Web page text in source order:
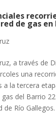
de gas en
a través de
una
a la tercera
del Barrio
de Río